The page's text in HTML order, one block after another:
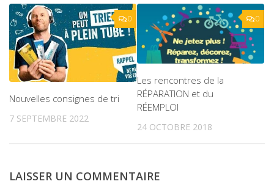
0
Nouvelles consignes de tri
7 SEPTEMBRE 2022
0
Les rencontres de la
RÉPARATION et du
RÉEMPLOI
24 OCTOBRE 2018
LAISSER UN COMMENTAIRE